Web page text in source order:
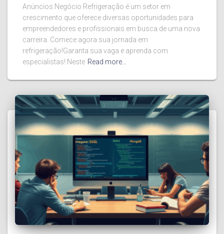
Anúncios Negócio Refrigeração é um setor em
crescimento que oferece diversas oportunidades para
empreendedores e profissionais em busca de uma nova
carreira. Comece agora sua jornada em
refrigeração!Garanta sua vaga e aprenda com
especialistas! Neste Read more…